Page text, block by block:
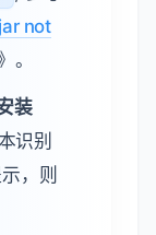
not
。
装
识别
，则